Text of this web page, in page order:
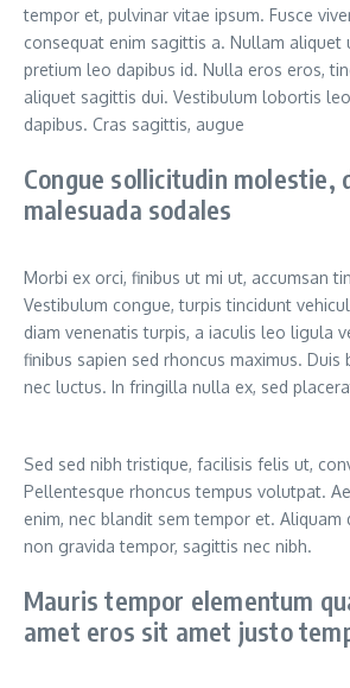
tempor et, pulvinar vitae ipsum. Fusce
consequat enim sagittis a. Nullam aliquet
pretium leo dapibus id. Nulla eros eros,
aliquet sagittis dui. Vestibulum lobortis
dapibus. Cras sagittis, augue
Congue sollicitudin molestie,
malesuada sodales
Morbi ex orci, finibus ut mi ut, accumsan
Vestibulum congue, turpis tincidunt
diam venenatis turpis, a iaculis leo ligula
finibus sapien sed rhoncus maximus. Duis
nec luctus. In fringilla nulla ex, sed
Sed sed nibh tristique, facilisis felis ut,
Pellentesque rhoncus tempus volutpat.
enim, nec blandit sem tempor et. Aliquam
non gravida tempor, sagittis nec nibh.
Mauris tempor elementum
amet eros sit amet justo